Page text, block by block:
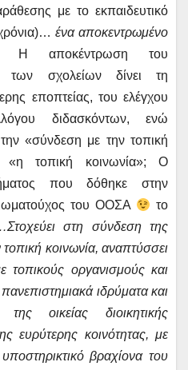
με το εκπαιδευτικό
ένα αποκεντρωμένο
αποκέντρωση του
των σχολείων δίνει τη
εποπτείας, του ελέγχου
διδασκόντων, ενώ
«σύνδεση με την τοπική
«η τοπική κοινωνία»; Ο
που δόθηκε στην
του ΟΟΣΑ
το
Στοχεύει στη σύνδεση της
κοινωνία, αναπτύσσει
τοπικούς οργανισμούς και
ιδρύματα και
της οικείας διοικητικής
ευρύτερης κοινότητας, με
βραχίονα του